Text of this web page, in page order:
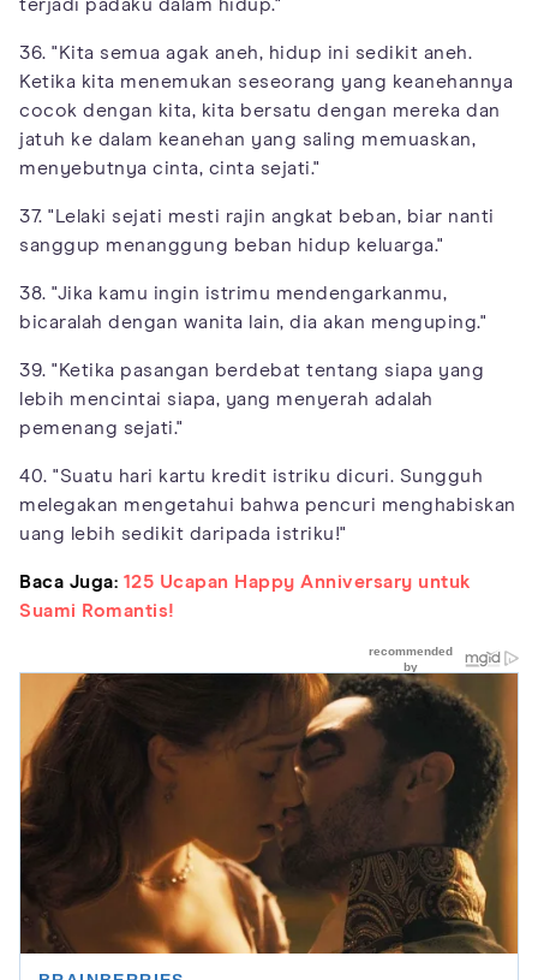
terjadi padaku dalam hidup."
36. "Kita semua agak aneh, hidup ini sedikit aneh.
Ketika kita menemukan seseorang yang keanehannya
cocok dengan kita, kita bersatu dengan mereka dan
jatuh ke dalam keanehan yang saling memuaskan,
menyebutnya cinta, cinta sejati."
37. "Lelaki sejati mesti rajin angkat beban, biar nanti
sanggup menanggung beban hidup keluarga."
38. "Jika kamu ingin istrimu mendengarkanmu,
bicaralah dengan wanita lain, dia akan menguping."
39. "Ketika pasangan berdebat tentang siapa yang
lebih mencintai siapa, yang menyerah adalah
pemenang sejati."
40. "Suatu hari kartu kredit istriku dicuri. Sungguh
melegakan mengetahui bahwa pencuri menghabiskan
uang lebih sedikit daripada istriku!"
Baca Juga: 125 Ucapan Happy Anniversary untuk
Suami Romantis!